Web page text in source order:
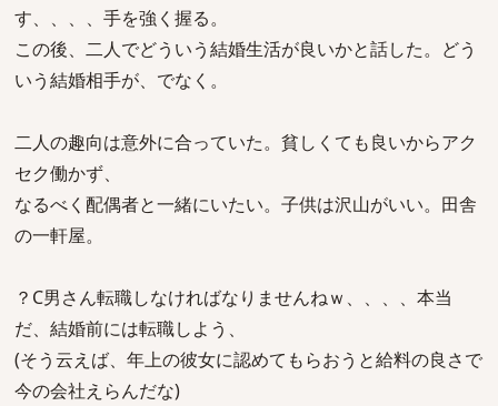
す、、、、手を強く握る。
この後、二人でどういう結婚生活が良いかと話した。どう
いう結婚相手が、でなく。
二人の趣向は意外に合っていた。貧しくても良いからアク
セク働かず、
なるべく配偶者と一緒にいたい。子供は沢山がいい。田舎
の一軒屋。
？C男さん転職しなければなりませんねｗ、、、、本当
だ、結婚前には転職しよう、
(そう云えば、年上の彼女に認めてもらおうと給料の良さで
今の会社えらんだな)